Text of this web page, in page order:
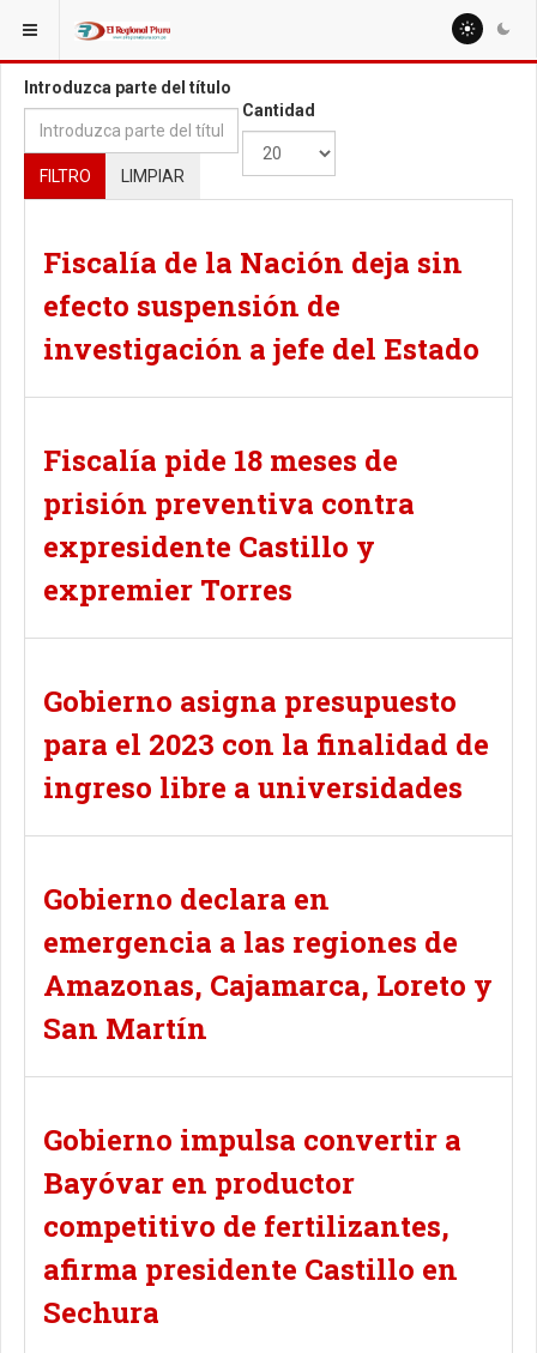
ESTÁ AQUÍ: TAGS
Introduzca parte del título
FILTRO LIMPIAR
Cantidad
Fiscalía de la Nación deja sin
efecto suspensión de
investigación a jefe del Estado
Fiscalía pide 18 meses de
prisión preventiva contra
expresidente Castillo y
expremier Torres
Gobierno asigna presupuesto
para el 2023 con la finalidad de
ingreso libre a universidades
Gobierno declara en
emergencia a las regiones de
Amazonas, Cajamarca, Loreto y
San Martín
Gobierno impulsa convertir a
Bayóvar en productor
competitivo de fertilizantes,
afirma presidente Castillo en
Sechura